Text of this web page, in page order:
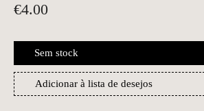
€4.00
Sem stock
Adicionar à lista de desejos